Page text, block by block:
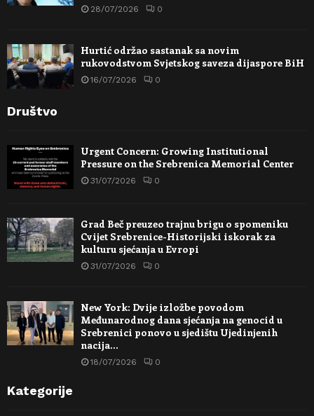
28/07/2026 0
Hurtić održao sastanak sa novim
rukovodstvom Svjetskog saveza dijaspore BiH
16/07/2026 0
Društvo
Urgent Concern: Growing Institutional
Pressure on the Srebrenica Memorial Center
31/07/2026 0
Grad Beč preuzeo trajnu brigu o spomeniku
Cvijet Srebrenice-Historijski iskorak za
kulturu sjećanja u Evropi
31/07/2026 0
New York: Dvije izložbe povodom
Međunarodnog dana sjećanja na genocid u
Srebrenici ponovo u sjedištu Ujedinjenih
nacija…
18/07/2026 0
Kategorije